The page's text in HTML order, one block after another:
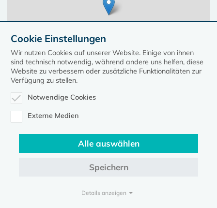
Diese Seite gehört zum Portalkirche-mv.de
Evangelische Kirche in Mecklenburg-Vorpommern © 2026
Cookie Einstellungen
Wir nutzen Cookies auf unserer Website. Einige von ihnen
sind technisch notwendig, während andere uns helfen, diese
Website zu verbessern oder zusätzliche Funktionalitäten zur
Verfügung zu stellen.
Notwendige Cookies
Externe Medien
Alle auswählen
Speichern
Details anzeigen